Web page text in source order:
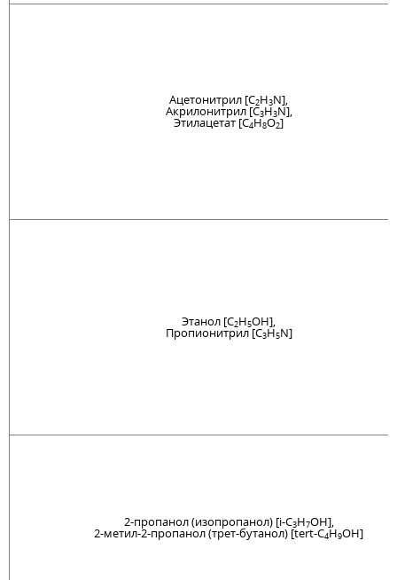
Ацетонитрил [C2H3N],
Акрилонитрил [C3H3N],
Этилацетат [C4H8O2]
Этанол [C2H5OH],
Пропионитрил [C3H5N]
2-пропанол (изопропанол) [i-C3H7OH],
2-метил-2-пропанол (трет-бутанол) [tert-C4H9OH]